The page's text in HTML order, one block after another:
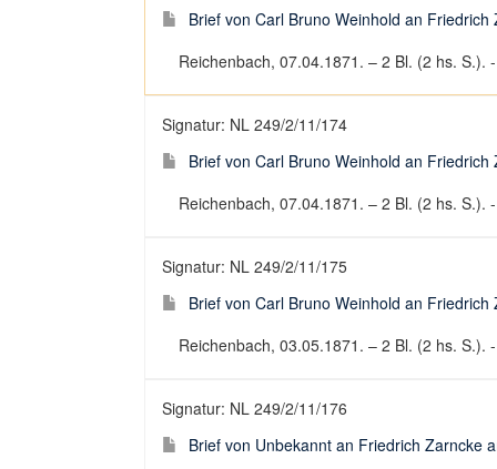
Brief von Carl Bruno Weinhold an
Reichenbach, 07.04.1871. – 2 Bl. (2 hs. S.).
Signatur: NL 249/2/11/174
Brief von Carl Bruno Weinhold an
Reichenbach, 07.04.1871. – 2 Bl. (2 hs. S.).
Signatur: NL 249/2/11/175
Brief von Carl Bruno Weinhold an
Reichenbach, 03.05.1871. – 2 Bl. (2 hs. S.).
Signatur: NL 249/2/11/176
Brief von Unbekannt an Friedrich Zarncke